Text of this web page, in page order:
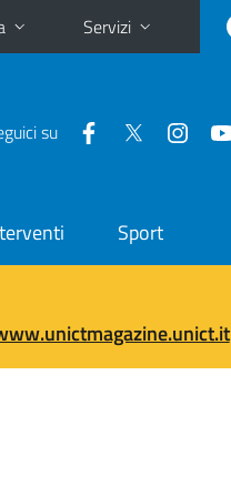
Servizi
su
Sport